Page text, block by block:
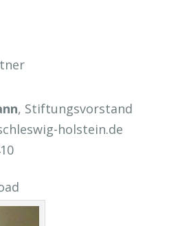
, Stiftungsvorstand
holstein.de